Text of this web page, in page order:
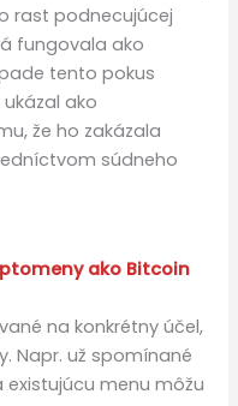
rast podnecujúcej
fungovala ako
tento pokus
ako
že ho zakázala
súdneho
ako Bitcoin
na konkrétny účel,
Napr. už spomínané
menu môžu